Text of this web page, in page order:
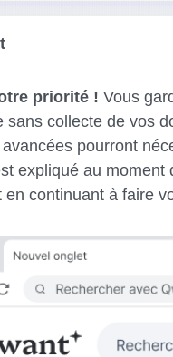
priorité ! Vous
sans collecte de vos
pourront
expliqué au moment
continuant à faire